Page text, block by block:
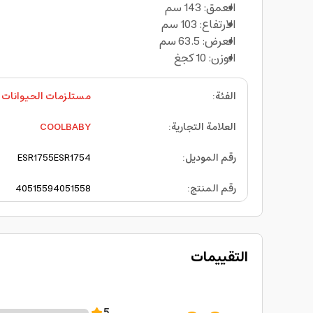
العمق: 143 سم
الارتفاع: 103 سم
العرض: 63.5 سم
الوزن: 10 كجغ
الفئة:
مستلزمات الحيوانات
العلامة التجارية:
COOLBABY
رقم الموديل:
ESR1754
ESR1755
رقم المنتج:
4051558
4051559
التقييمات